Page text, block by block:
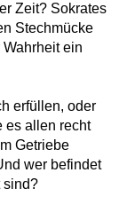
Zeit? Sokrates
Stechmücke
ein
erfüllen, oder
es allen recht
Getriebe
wer befindet
sind?